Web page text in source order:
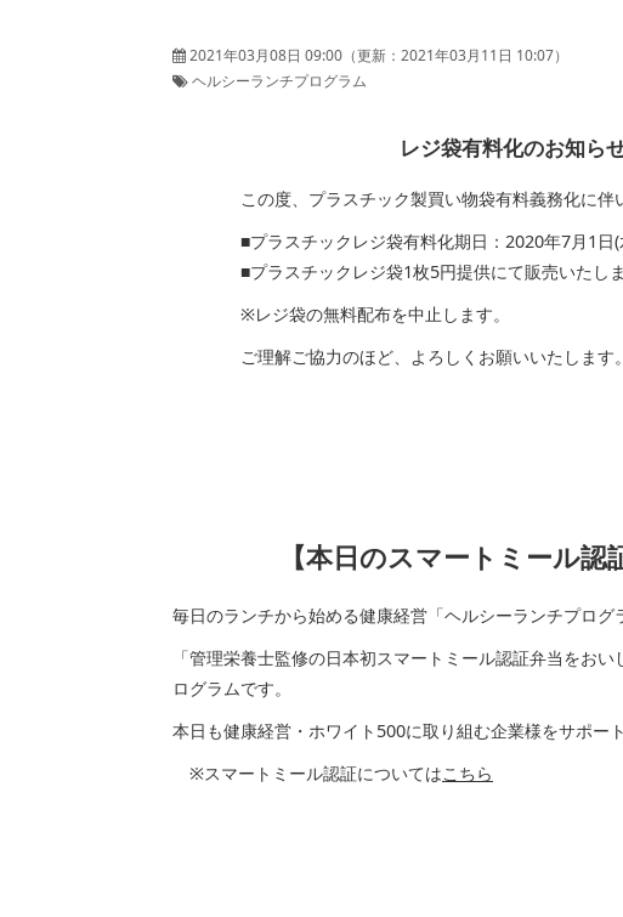
2021年03月08日 09:00 （更新： 2021年03月11日 10:07）
ヘルシーランチプログラム
レジ袋有料化のお知らせ
この度、プラスチック製買い物袋有料義務化に伴い
■プラスチックレジ袋有料化期日：2020年7月1日(
■プラスチックレジ袋1枚5円提供にて販売いたしま
※レジ袋の無料配布を中止します。
ご理解ご協力のほど、よろしくお願いいたします。
【本日のスマートミール認証
毎日のランチから始める健康経営「ヘルシーランチプログ
「管理栄養士監修の日本初スマートミール認証弁当を
ログラムです。
本日も健康経営・ホワイト500に取り組む企業様をサポー
※スマートミール認証についてはこちら